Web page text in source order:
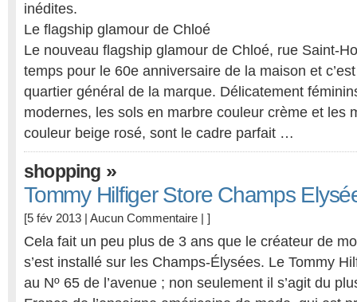
inédites.
Le flagship glamour de Chloé
Le nouveau flagship glamour de Chloé, rue Saint-
temps pour le 60e anniversaire de la maison et
quartier général de la marque. Délicatement
modernes, les sols en marbre couleur crème et les
couleur beige rosé, sont le cadre parfait …
shopping »
Tommy Hilfiger Store Champs
[5 fév 2013 | Aucun Commentaire | ]
Cela fait un peu plus de 3 ans que le créateur de
s’est installé sur les Champs-Élysées. Le Tommy
au Nº 65 de l’avenue ; non seulement il s’agit du